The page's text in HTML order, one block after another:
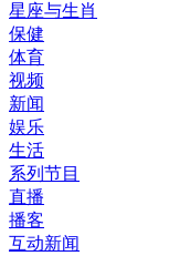
星座与生肖
保健
体育
视频
新闻
娱乐
生活
系列节目
直播
播客
互动新闻